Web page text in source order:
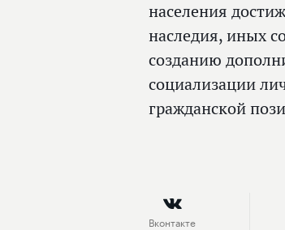
населения
наследия, иных
созданию
социализации
гражданской
Вконтакте